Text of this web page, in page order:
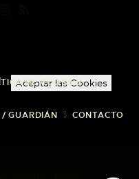
DE COOKIES
GUARDIÁN CONTACTO
Canario · Todos
Aceptar las Cookies